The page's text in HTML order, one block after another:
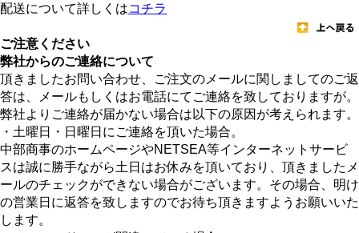
配送について詳しくはコチラ
ご注意ください
弊社からのご連絡について
頂きましたお問い合わせ、ご注文のメールに関しましてのご返
答は、メールもしくはお電話にてご連絡を致しておりますが。
弊社よりご連絡が届かない場合は以下の原因が考えられます。
・土曜日・日曜日にご連絡を頂いた場合。
中部商事のホームページやNETSEA等インターネットサービ
スは誠に勝手ながら土日はお休みを頂いており、頂きましたメ
ールのチェックができない場合がございます。その場合、明け
の営業日に返答を致しますのでお待ち頂きますようお願いいた
します。